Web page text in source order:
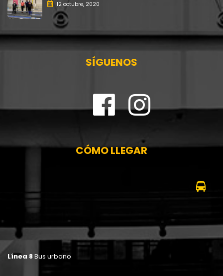
12 octubre, 2020
SÍGUENOS
CÓMO LLEGAR
Línea 8Bus urbano